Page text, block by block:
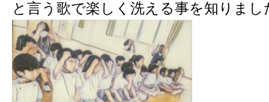
と言う歌で楽しく洗える事を知りまし